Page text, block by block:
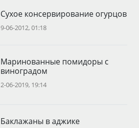
Сухое консервирование огурцов
9-06-2012, 01:18
Маринованные помидоры с
виноградом
2-06-2019, 19:14
Баклажаны в аджике